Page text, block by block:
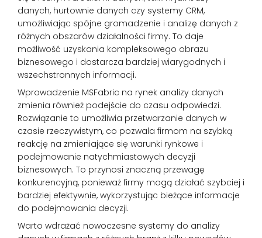
danych, hurtownie danych czy systemy CRM,
umożliwiając spójne gromadzenie i analizę danych z
różnych obszarów działalności firmy. To daje
możliwość uzyskania kompleksowego obrazu
biznesowego i dostarcza bardziej wiarygodnych i
wszechstronnych informacji.
Wprowadzenie MSFabric na rynek analizy danych
zmienia również podejście do czasu odpowiedzi.
Rozwiązanie to umożliwia przetwarzanie danych w
czasie rzeczywistym, co pozwala firmom na szybką
reakcję na zmieniające się warunki rynkowe i
podejmowanie natychmiastowych decyzji
biznesowych. To przynosi znaczną przewagę
konkurencyjną, ponieważ firmy mogą działać szybciej i
bardziej efektywnie, wykorzystując bieżące informacje
do podejmowania decyzji.
Warto wdrażać nowoczesne systemy do analizy